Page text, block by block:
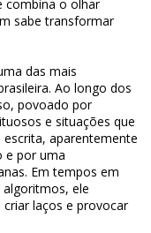
combina o olhar
sabe transformar
das mais
Ao longo dos
povoado por
e situações que
aparentemente
e por uma
Em tempos em
ele
laços e provocar